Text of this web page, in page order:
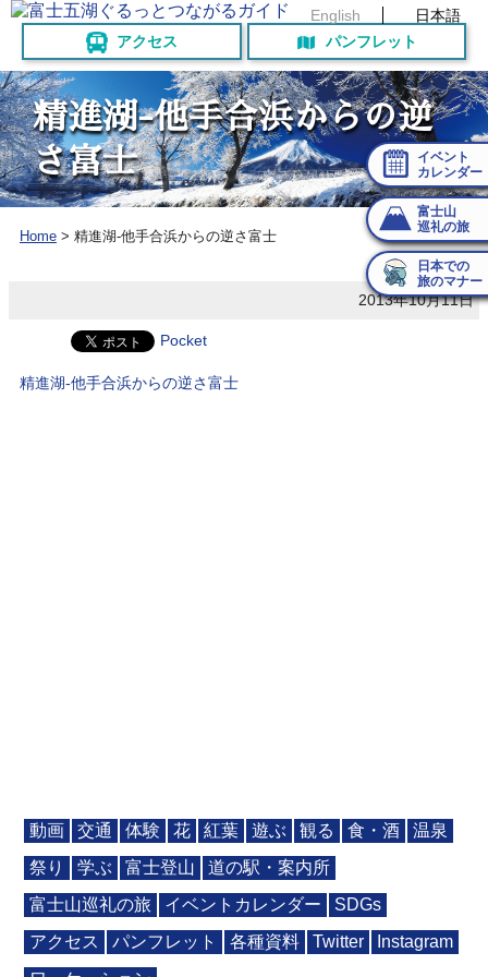
English
日本語
アクセス
パンフレット
イベント
カレンダー
富士山
巡礼の旅
日本での
旅のマナー
精進湖-他手合浜からの逆
さ富士
Home > 精進湖-他手合浜からの逆さ富士
2013年10月11日
Pocket
精進湖-他手合浜からの逆さ富士
動画 交通 体験 花 紅葉 遊ぶ 観る 食・酒
温泉
祭り
学ぶ 富士登山
道の駅・案内所
富士山巡礼の旅
イベントカレンダー
SDGs
アクセス
パンフレット 各種資料 Twitter
Instagram